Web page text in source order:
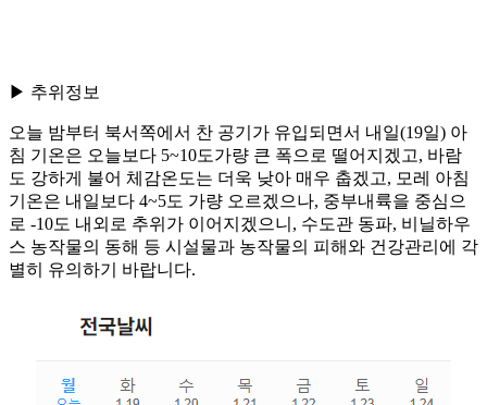
▶ 추위정보
오늘 밤부터 북서쪽에서 찬 공기가 유입되면서 내일(19일) 아
침 기온은 오늘보다 5~10도가량 큰 폭으로 떨어지겠고, 바람
도 강하게 불어 체감온도는 더욱 낮아 매우 춥겠고, 모레 아침
기온은 내일보다 4~5도 가량 오르겠으나, 중부내륙을 중심으
로 -10도 내외로 추위가 이어지겠으니, 수도관 동파, 비닐하우
스 농작물의 동해 등 시설물과 농작물의 피해와 건강관리에 각
별히 유의하기 바랍니다.